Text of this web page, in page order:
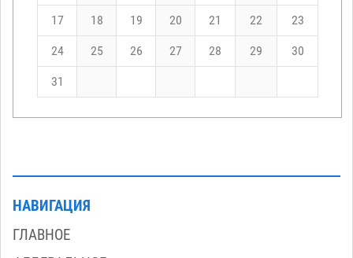
17 18 19 20 21 22 23
24 25 26 27 28 29 30
31
НАВИГАЦИЯ
ГЛАВНОЕ